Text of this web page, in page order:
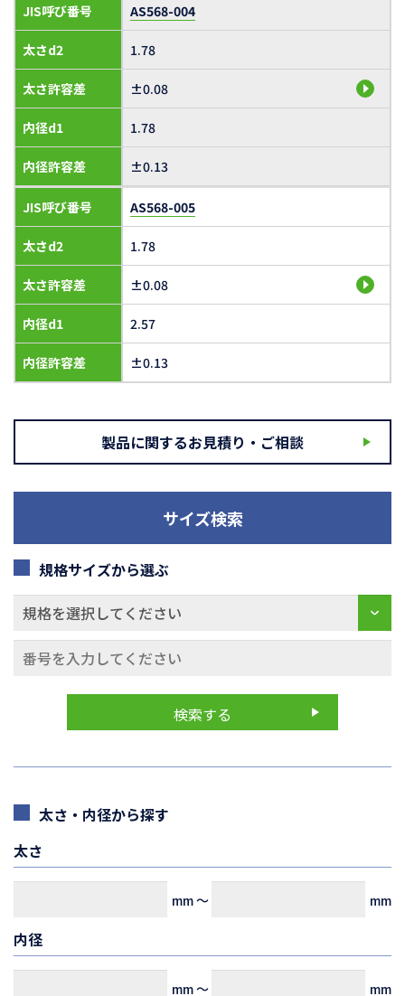
JIS呼び番号
太さd2
太さ許容差
内径d1
内径許容差
AS568-004
1.78
±0.08
1.78
±0.13
JIS呼び番号
太さd2
太さ許容差
内径d1
内径許容差
AS568-005
1.78
±0.08
2.57
±0.13
製品に関するお見積り・ご相談
サイズ検索
規格サイズから選ぶ
太さ・内径から探す
太さ
mm～ mm
内径
mm～ mm